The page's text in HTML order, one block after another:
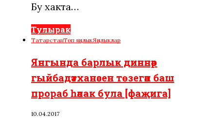
Бу хакта…
Тулырак
ТатарстанТөп яңалыкЯңалыклар
Янгында барлык диннәр
гыйбадәтханәсен төзегән баш
прораб һәлак була [фаҗига]
10.04.2017